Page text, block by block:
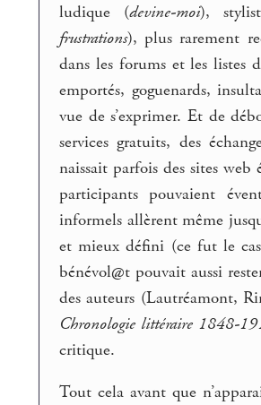
ludique (devine-moi),
frustrations), plus rarement
dans les forums et les listes
emportés, goguenards,
vue de s’exprimer. Et de
services gratuits, des
naissait parfois des sites
participants pouvaient
informels allèrent même
et mieux défini (ce fut le
bénévol@t pouvait aussi
des auteurs (Lautréamont,
Chronologie littéraire 1848-
critique.
Tout cela avant que